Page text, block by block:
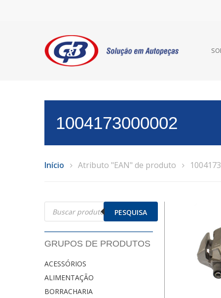
1004173000002
Início Atributo "EAN" de produto
Pesquisar
produtos PESQUISA
GRUPOS DE PRODUTOS
ACESSÓRIOS
ALIMENTAÇÃO
BORRACHARIA